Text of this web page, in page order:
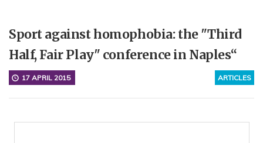
Sport against homophobia: the "Third
Half, Fair Play" conference in Naples“
ARTICLES
17 APRIL 2015